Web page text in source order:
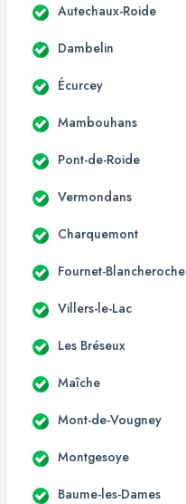
Autechaux-Roide
Dambelin
Écurcey
Mambouhans
Pont-de-Roide
Vermondans
Charquemont
Fournet-Blancheroche
Villers-le-Lac
Les Bréseux
Maîche
Mont-de-Vougney
Montgesoye
Baume-les-Dames